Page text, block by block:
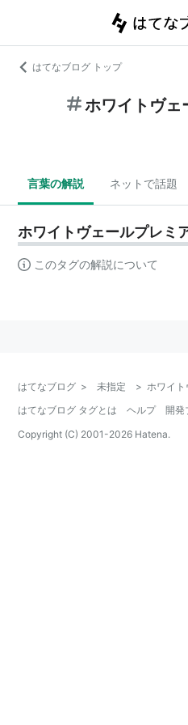
はてなブログ トップ
ホワイトヴェ
言葉の解説 ネットで話題
ホワイトヴェールプレミ
このタグの解説について
はてなブログ > 未指定 > ホワイ
はてなブログ タグとは
ヘルプ 開発
Copyright (C) 2001-2026 Hatena.